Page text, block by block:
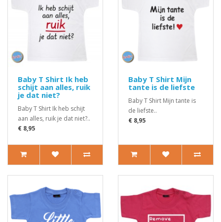
Baby T Shirt Ik heb
schijt aan alles, ruik
je dat niet?
Baby T Shirt Ik heb schijt
aan alles, ruik je dat niet?..
€ 8,95
Baby T Shirt Mijn
tante is de liefste
Baby T Shirt Mijn tante is
de liefste..
€ 8,95